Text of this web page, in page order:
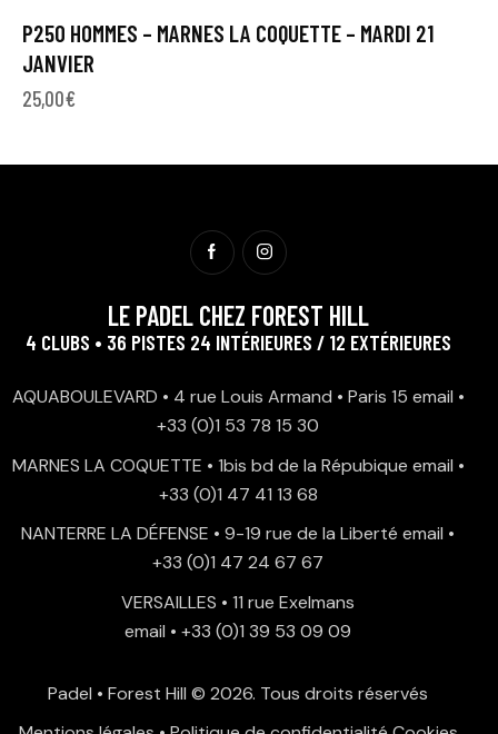
P250 HOMMES – MARNES LA COQUETTE – MARDI 21
JANVIER
25,00€
LE PADEL CHEZ FOREST HILL
4 CLUBS • 36 PISTES 24 INTÉRIEURES / 12 EXTÉRIEURES
AQUABOULEVARD • 4 rue Louis Armand • Paris 15 email •
+33 (0)1 53 78 15 30
MARNES LA COQUETTE • 1bis bd de la Répubique email •
+33 (0)1 47 41 13 68
NANTERRE LA DÉFENSE • 9-19 rue de la Liberté email •
+33 (0)1 47 24 67 67
VERSAILLES • 11 rue Exelmans
email • +33 (0)1 39 53 09 09
Padel • Forest Hill © 2026. Tous droits réservés